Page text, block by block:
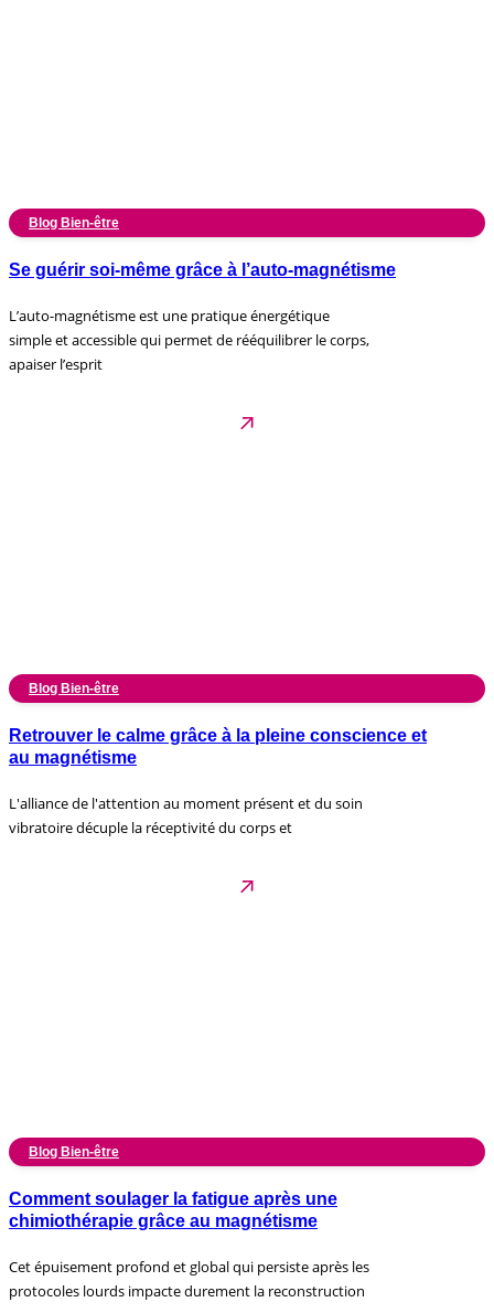
Blog Bien-être
Se guérir soi-même grâce à l’auto-magnétisme
L’auto-magnétisme est une pratique énergétique
simple et accessible qui permet de rééquilibrer le corps,
apaiser l’esprit
Blog Bien-être
Retrouver le calme grâce à la pleine conscience et
au magnétisme
L'alliance de l'attention au moment présent et du soin
vibratoire décuple la réceptivité du corps et
Blog Bien-être
Comment soulager la fatigue après une
chimiothérapie grâce au magnétisme
Cet épuisement profond et global qui persiste après les
protocoles lourds impacte durement la reconstruction